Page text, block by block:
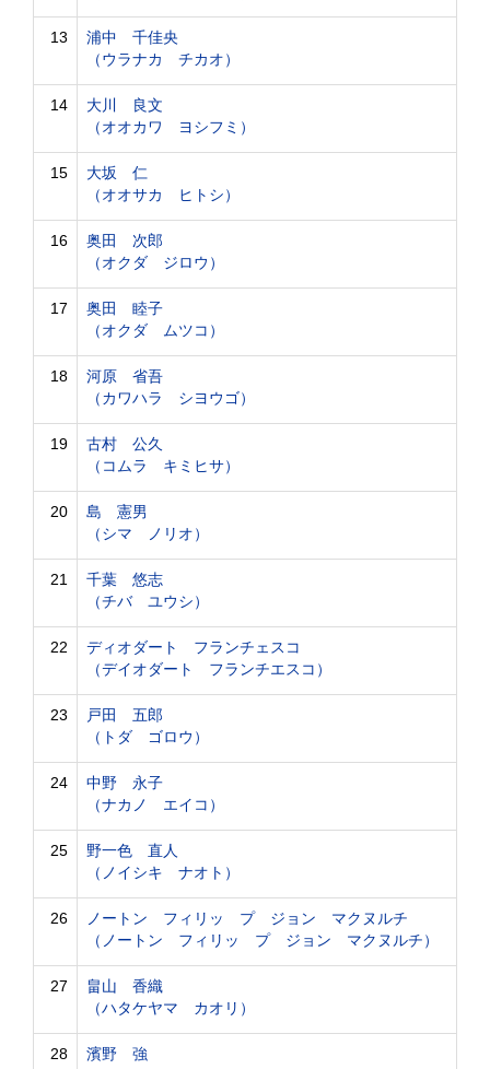
13
浦中 千佳央
（ウラナカ チカオ）
14
大川 良文
（オオカワ ヨシフミ）
15
大坂 仁
（オオサカ ヒトシ）
16
奥田 次郎
（オクダ ジロウ）
17
奥田 睦子
（オクダ ムツコ）
18
河原 省吾
（カワハラ シヨウゴ）
19
古村 公久
（コムラ キミヒサ）
20
島 憲男
（シマ ノリオ）
21
千葉 悠志
（チバ ユウシ）
22
ディオダート フランチェスコ
（デイオダート フランチエスコ）
23
戸田 五郎
（トダ ゴロウ）
24
中野 永子
（ナカノ エイコ）
25
野一色 直人
（ノイシキ ナオト）
26
ノートン フィリッ プ ジョン マクヌルチ
（ノートン フィリッ プ ジョン マクヌルチ）
27
畠山 香織
（ハタケヤマ カオリ）
28
濱野 強